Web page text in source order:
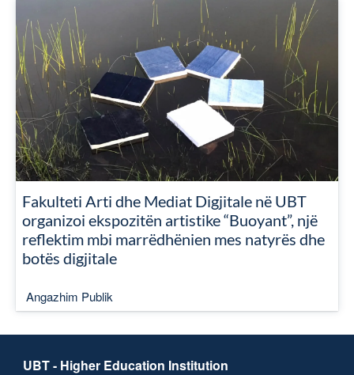
Fakulteti Arti dhe Mediat Digjitale në UBT
organizoi ekspozitën artistike “Buoyant”, një
reflektim mbi marrëdhënien mes natyrës dhe
botës digjitale
Angazhim Publik
UBT - Higher Education Institution